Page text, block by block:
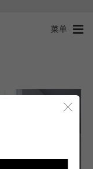
菜单